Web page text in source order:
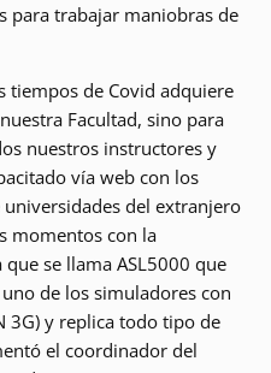
para trabajar maniobras de
tiempos de Covid adquiere
Facultad, sino para
nuestros instructores y
vía web con los
del extranjero
momentos con la
se llama ASL5000 que
de los simuladores con
3G) y replica todo tipo de
el coordinador del